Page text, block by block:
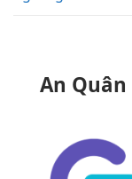
An Quân